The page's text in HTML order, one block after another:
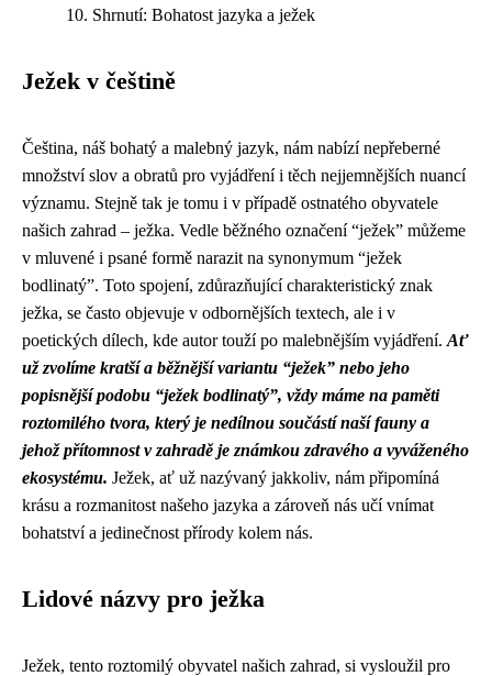
Shrnutí: Bohatost jazyka a ježek
Ježek v češtině
Čeština, náš bohatý a malebný jazyk, nám nabízí nepřeberné
množství slov a obratů pro vyjádření i těch nejjemnějších nuancí
významu. Stejně tak je tomu i v případě ostnatého obyvatele
našich zahrad – ježka. Vedle běžného označení “ježek” můžeme
v mluvené i psané formě narazit na synonymum “ježek
bodlinatý”. Toto spojení, zdůrazňující charakteristický znak
ježka, se často objevuje v odbornějších textech, ale i v
poetických dílech, kde autor touží po malebnějším vyjádření. Ať
už zvolíme kratší a běžnější variantu “ježek” nebo jeho
popisnější podobu “ježek bodlinatý”, vždy máme na paměti
roztomilého tvora, který je nedílnou součástí naší fauny a
jehož přítomnost v zahradě je známkou zdravého a vyváženého
ekosystému. Ježek, ať už nazývaný jakkoliv, nám připomíná
krásu a rozmanitost našeho jazyka a zároveň nás učí vnímat
bohatství a jedinečnost přírody kolem nás.
Lidové názvy pro ježka
Ježek, tento roztomilý obyvatel našich zahrad, si vysloužil pro